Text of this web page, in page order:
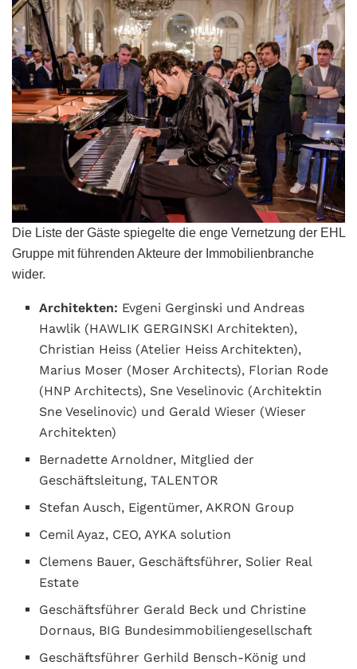
Die Liste der Gäste spiegelte die enge Vernetzung der EHL
Gruppe mit führenden Akteure der Immobilienbranche
wider.
Architekten: Evgeni Gerginski und Andreas
Hawlik (HAWLIK GERGINSKI Architekten),
Christian Heiss (Atelier Heiss Architekten),
Marius Moser (Moser Architects), Florian Rode
(HNP Architects), Sne Veselinovic (Architektin
Sne Veselinovic) und Gerald Wieser (Wieser
Architekten)
Bernadette Arnoldner, Mitglied der
Geschäftsleitung, TALENTOR
Stefan Ausch, Eigentümer, AKRON Group
Cemil Ayaz, CEO, AYKA solution
Clemens Bauer, Geschäftsführer, Solier Real
Estate
Geschäftsführer Gerald Beck und Christine
Dornaus, BIG Bundesimmobiliengesellschaft
Geschäftsführer Gerhild Bensch-König und